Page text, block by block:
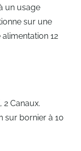
un usage
sur une
12
2 Canaux.
sur bornier à 10